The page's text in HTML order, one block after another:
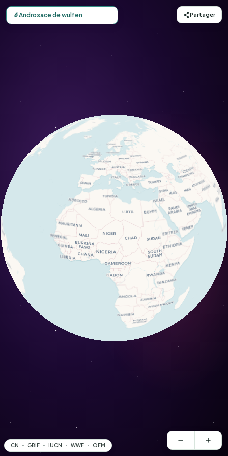
Carte d'observation du Androsace de wulfen (Androsace
🔬Androsace de wulfen Partager
CN GBIF IUCN WWF OFM